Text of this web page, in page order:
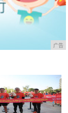
广告